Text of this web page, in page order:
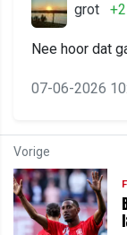
grot
Nee hoor dat
07-06-2026
Vorige